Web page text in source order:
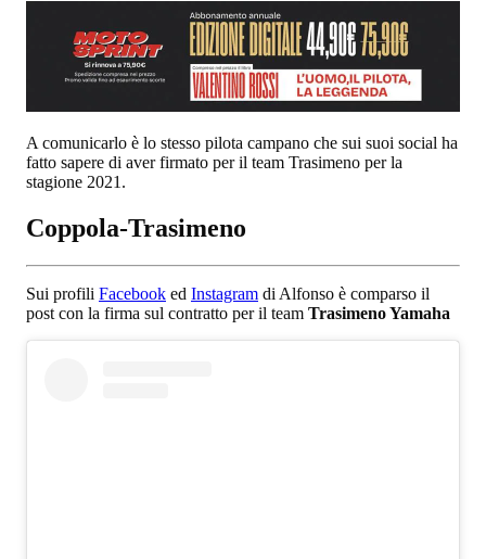
A comunicarlo è lo stesso pilota campano che sui suoi social ha
fatto sapere di aver firmato per il team Trasimeno per la
stagione 2021.
Coppola-Trasimeno
Sui profili Facebook ed Instagram di Alfonso è comparso il
post con la firma sul contratto per il team Trasimeno Yamaha